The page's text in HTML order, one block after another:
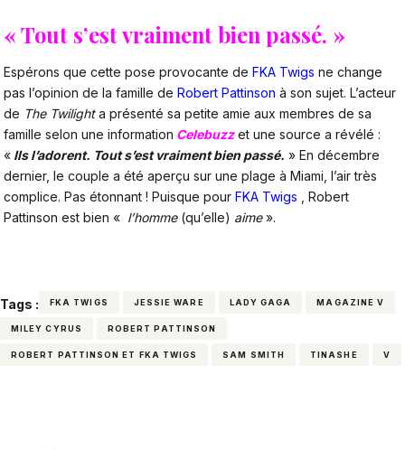
« Tout s’est vraiment bien passé. »
Espérons que cette pose provocante de FKA Twigs ne change
pas l’opinion de la famille de Robert Pattinson à son sujet. L’acteur
de The Twilighta présenté sa petite amie aux membres de sa
famille selon une information Celebuzzet une source a révélé :
« Ils l’adorent. Tout s’est vraiment bien passé. » En décembre
dernier, le couple a été aperçu sur une plage à Miami, l’air très
complice. Pas étonnant ! Puisque pour FKA Twigs , Robert
Pattinson est bien « l’homme(qu’elle) aime».
Tags : FKA TWIGS JESSIE WARE LADY GAGA MAGAZINE V
MILEY CYRUS ROBERT PATTINSON
ROBERT PATTINSON ET FKA TWIGS SAM SMITH TINASHE V